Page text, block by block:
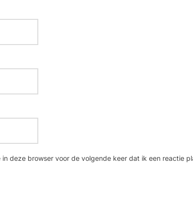
deze browser voor de volgende keer dat ik een reactie